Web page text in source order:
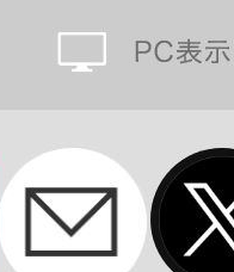
ビルを越すサ
いっぱいで、
、様々なイベ